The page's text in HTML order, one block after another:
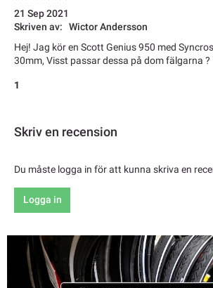
Hej! Jag kör en Scott Genius 950 med
30mm, Visst passar dessa på dom fälgarna ?
Skriven av: Wictor Andersson
21 Sep 2021
1
Skriv en recension
Du måste logga in för att kunna skriva en
Logga in